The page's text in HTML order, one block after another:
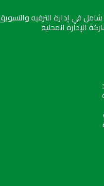
شامل في إدارة الترفيه
الإدارة المحلية